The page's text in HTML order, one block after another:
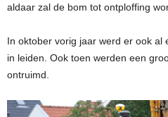
aldaar zal de bom tot ontploffing
In oktober vorig jaar werd er ook al
in leiden. Ook toen werden een
ontruimd.